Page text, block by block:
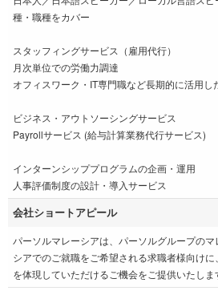
種・職種をカバー
スタッフィングサービス（雇用代行）
月次単位での労働力調達
オフィスワーク・IT専門職など長期的に活用し
ビジネス・アウトソーシングサービス
Payrollサービス (給与計算業務代行サービス)
インターンシッププログラムの企画・運用
人事評価制度の設計・導入サービス
会社ショートアピール
パーソルマレーシアは、パーソルグループの
シアでのご就職をご希望される求職者様向けに
を体現していただけるご機会をご提供いたしま